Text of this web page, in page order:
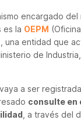
encargado
es la OEPM
una entidad que
de
a ser
consulte en
, a través del